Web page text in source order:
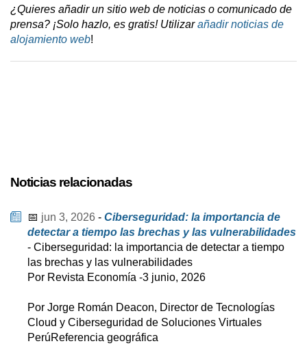
¿Quieres añadir un sitio web de noticias o comunicado de
prensa? ¡Solo hazlo, es gratis! Utilizarañadir noticias de
alojamiento web!
Noticias relacionadas
📅 jun 3, 2026 - Ciberseguridad: la importancia de
detectar a tiempo las brechas y las vulnerabilidades
- Ciberseguridad: la importancia de detectar a tiempo
las brechas y las vulnerabilidades
Por Revista Economía -3 junio, 2026
Por Jorge Román Deacon, Director de Tecnologías
Cloud y Ciberseguridad de Soluciones Virtuales
PerúReferencia geográfica